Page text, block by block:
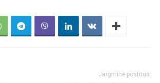
Järgmine postitus